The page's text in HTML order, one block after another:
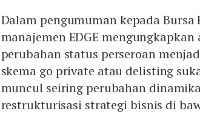
Dalam pengumuman kepada Bursa
manajemen EDGE
perubahan status perseroan
skema go private atau delisting
muncul seiring perubahan
restrukturisasi strategi bisnis di